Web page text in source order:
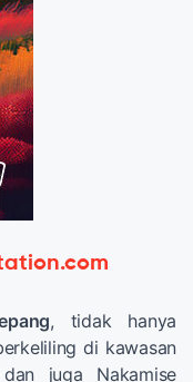
, tidak hanya
di kawasan
juga Nakamise